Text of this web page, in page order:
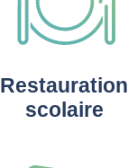
Restauration
scolaire